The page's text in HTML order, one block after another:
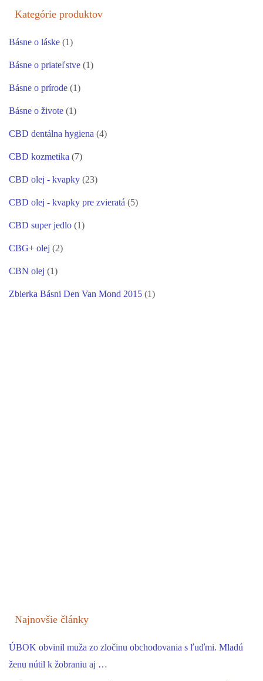
Kategórie produktov
Básne o láske (1)
Básne o priateľstve (1)
Básne o prírode (1)
Básne o živote (1)
CBD dentálna hygiena (4)
CBD kozmetika (7)
CBD olej - kvapky (23)
CBD olej - kvapky pre zvieratá (5)
CBD super jedlo (1)
CBG+ olej (2)
CBN olej (1)
Zbierka Básni Den Van Mond 2015 (1)
Najnovšie články
ÚBOK obvinil muža zo zločinu obchodovania s ľuďmi. Mladú
ženu nútil k žobraniu aj …